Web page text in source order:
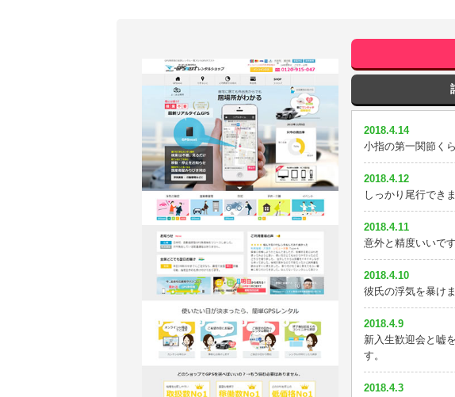
2018.3.16
GPSを付けた翌日
性能半端ない。恐
2018.3.13
精度いいっす！
2018.3.12
住所を号まで表示
2018.3.9
GPSと探偵を使え
2018.3.3
車に付けるならも
2018.2.24
探偵が使っている
2018.4.14
小指の第一関節く
2018.4.12
しっかり尾行でき
2018.4.11
意外と精度いいで
2018.4.10
彼氏の浮気を暴け
2018.4.9
新入生歓迎会と嘘
す。
2018.4.3